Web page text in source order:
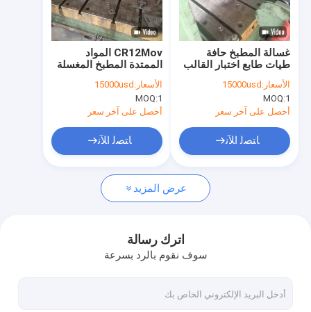
معلومات عنا
جولة في المعمل
مراقبة الجودة
اتصل بنا
أخبار
حوض مزدوج من الفولاذ المقاوم للصدأ
حوض مطبخ علوي
CR12Mov المواد
الممتدة المطبخ المغسلة
العفن المصفوفة والشريط
المقبس طابع أداة
الأسعار: 15000usd
MOQ:1
أحصل على آخر سعر
ﺎﺘﺼﻟ ﺍﻶﻧ
غسالة المطبخ حافة
طيات طابع اختبار القالب
قبل التحميل ودعم الفيديو
الأسعار: 15000usd
MOQ:1
أحصل على آخر سعر
ﺎﺘﺼﻟ ﺍﻶﻧ
عرض المزيد
اترك رسالة
سوف نقوم بالرد بسرعة